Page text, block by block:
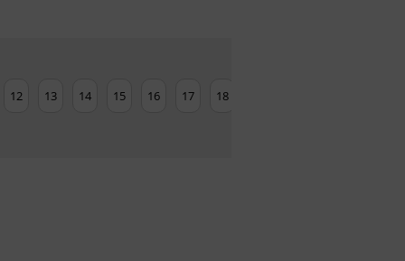
12 13 14 15 16 17 18